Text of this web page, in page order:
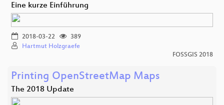
Eine kurze Einführung
2018-03-22
389
Hartmut Holzgraefe
FOSSGIS 2018
Printing OpenStreetMap Maps
The 2018 Update